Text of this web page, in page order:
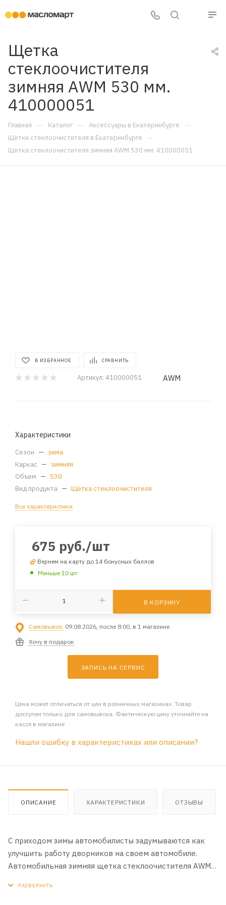
Щетка
стеклоочистителя
зимняя AWM 530 мм.
410000051
Главная — Каталог — Аксессуары в Екатеринбурге —
Щётки стеклоочистителя в Екатеринбурге —
Щетка стеклоочистителя зимняя AWM 530 мм. 410000051
В ИЗБРАННОЕ СРАВНИТЬ
Артикул: 410000051 AWM
Характеристики
Сезон — зима
Каркас — зимняя
Объем — 530
Вид продукта — Щетка стеклоочистителя
Все характеристики
675 руб./шт
Вернем на карту до 14 бонусных баллов
Меньше 10 шт
В КОРЗИНУ
Самовывоз: 09.08.2026, после 8:00, в 1 магазине
Хочу в подарок
ЗАПИСЬ НА СЕРВИС
Цена может отличаться от цен в розничных магазинах. Товар
доступен только для самовывоза. Фактическую цену уточняйте на
кассе в магазине
Нашли ошибку в характеристиках или описании?
ОПИСАНИЕ ХАРАКТЕРИСТИКИ ОТЗЫВЫ
C приходом зимы автомобилисты задумываются как
улучшить работу дворников на своем автомобиле.
Автомобильная зимняя щетка стеклоочистителя AWM